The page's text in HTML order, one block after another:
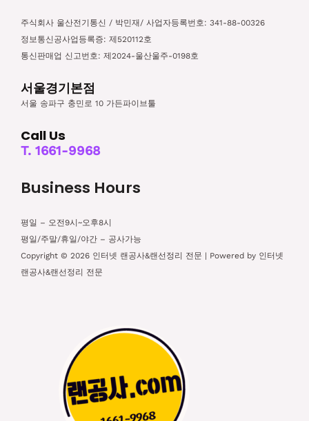
주식회사 울산전기통신 / 박민재/ 사업자등록번호: 341-88-00326
정보통신공사업등록증: 제520112호
통신판매업 신고번호: 제2024-울산울주-0198호
서울경기본점
서울 송파구 충민로 10 가든파이브툴
Call Us
T. 1661-9968
Business Hours
평일 – 오전9시~오후8시
평일/주말/휴일/야간 – 공사가능
Copyright © 2026 인터넷 랜공사&랜선정리 전문 | Powered by 인터넷
랜공사&랜선정리 전문